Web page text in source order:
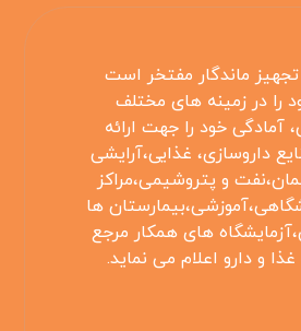
ماندگار مفتخر است
را در زمینه های مختلف
آمادگی خود را جهت ارائه
داروسازی، غذایی،آرایشی
و پتروشیمی،مراکز
ها
های همکار مرجع
غذا و دارو اعلام می نماید.